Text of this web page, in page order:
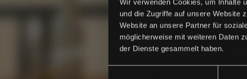
Wir verwenden Cookies, um Inhalte
und die Zugriffe auf unsere Website
Website an unsere Partner für
möglicherweise mit weiteren Daten
der Dienste gesammelt haben.
Mit diesen Kunden